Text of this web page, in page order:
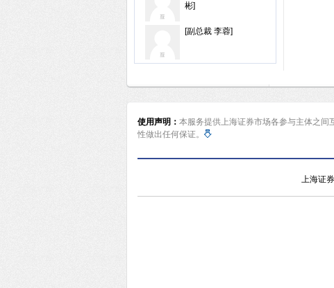
彬]
[副总裁 李蓉]
使用声明： 本服务提供上海证券市场各参与主体之间
性做出任何保证。
上海证